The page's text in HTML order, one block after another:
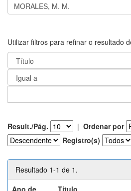
Utilizar filtros para refinar o resultado
Result./Pág. | Ordenar por
Registro(s)
Resultado 1-1 de 1.
Ano de
Título